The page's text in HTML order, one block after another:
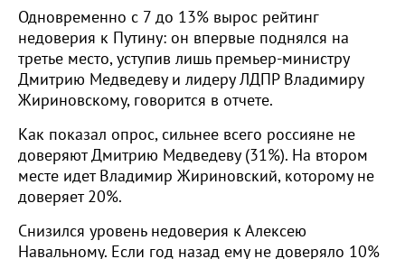
Одновременно с 7 до 13% вырос рейтинг
недоверия к Путину: он впервые поднялся на
третье место, уступив лишь премьер-министру
Дмитрию Медведеву и лидеру ЛДПР Владимиру
Жириновскому, говорится в отчете.
Как показал опрос, сильнее всего россияне не
доверяют Дмитрию Медведеву (31%). На втором
месте идет Владимир Жириновский, которому не
доверяет 20%.
Снизился уровень недоверия к Алексею
Навальному. Если год назад ему не доверяло 10%